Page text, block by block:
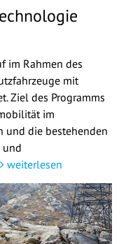
im Rahmen des
mit
Ziel des Programms
im
und die bestehenden
und
weiterlesen